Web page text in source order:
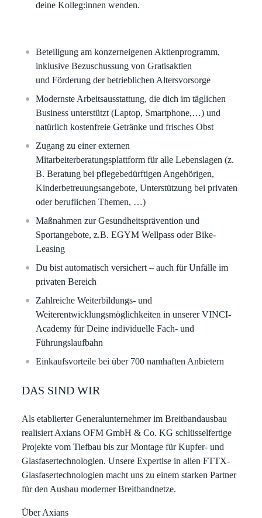
deine Kolleg:innen wenden.
Beteiligung am konzerneigenen Aktienprogramm,
inklusive Bezuschussung von Gratisaktien
und Förderung der betrieblichen Altersvorsorge​
Modernste Arbeitsausstattung, die dich im täglichen
Business unterstützt (Laptop, Smartphone,…) und
natürlich kostenfreie Getränke und frisches Obst
Zugang zu einer externen
Mitarbeiterberatungsplattform für alle Lebenslagen (z.
B. Beratung beipflegebedürftigen Angehörigen,
Kinderbetreuungsangebote, Unterstützung bei privaten
oderberuflichen Themen, …)
Maßnahmen zur Gesundheitsprävention und
Sportangebote, z.B. EGYM Wellpass oder Bike-
Leasing
Du bist automatisch versichert – auch für Unfälle im
privaten Bereich
Zahlreiche Weiterbildungs- und
Weiterentwicklungsmöglichkeiten in unserer VINCI-
Academy für Deine individuelle Fach- und
Führungslaufbahn​​
Einkaufsvorteile bei über 700 namhaften Anbietern​​
DAS SIND WIR
Als etablierter Generalunternehmer im Breitbandausbau
realisiert Axians OFM GmbH & Co. KG schlüsselfertige
Projekte vom Tiefbau bis zur Montage für Kupfer- und
Glasfasertechnologien. Unsere Expertise in allen FTTX-
Glasfasertechnologien macht uns zu einem starken Partner
für den Ausbau moderner Breitbandnetze.
Über Axians